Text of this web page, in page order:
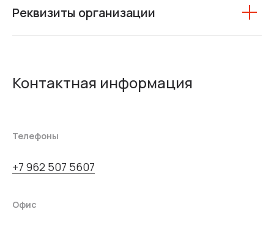
Реквизиты организации
Контактная информация
Телефоны
+7 962 507 5607
Офис